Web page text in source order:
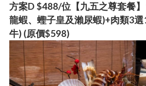
方案D $488/位【九五之尊套餐
龍蝦、蟶子皇及瀨尿蝦)+肉類3
牛) (原價$598)